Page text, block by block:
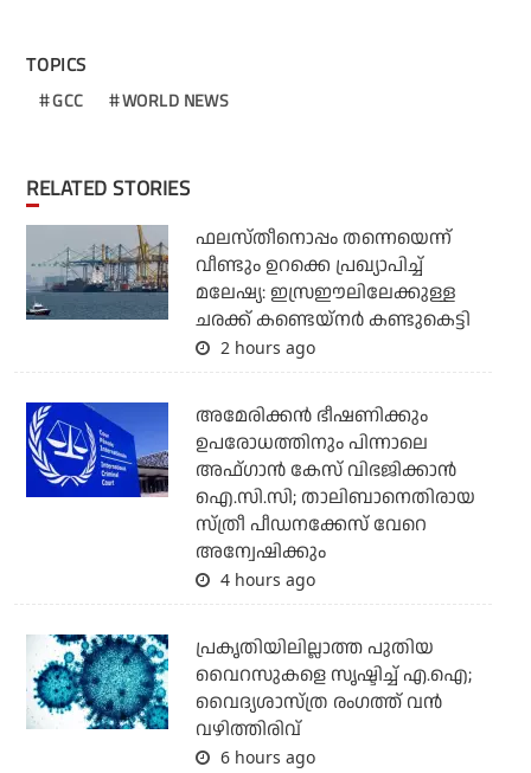
TOPICS
GCC WORLD NEWS
RELATED STORIES
ഫലസ്തീനൊപ്പം തന്നെയെന്ന്
വീണ്ടും ഉറക്കെ പ്രഖ്യാപിച്ച്
മലേഷ്യ: ഇസ്രഈലിലേക്കുള്ള
ചരക്ക് കണ്ടെയ്‌നര്‍ കണ്ടുകെട്ടി
2 hours ago
അമേരിക്കന്‍ ഭീഷണിക്കും
ഉപരോധത്തിനും പിന്നാലെ
അഫ്ഗാന്‍ കേസ് വിഭജിക്കാന്‍
ഐ.സി.സി; താലിബാനെതിരായ
സ്ത്രീ പീഡനക്കേസ് വേറെ
അന്വേഷിക്കും
4 hours ago
പ്രകൃതിയിലില്ലാത്ത പുതിയ
വൈറസുകളെ സൃഷ്ടിച്ച് എ.ഐ;
വൈദ്യശാസ്ത്ര രംഗത്ത് വന്‍
വഴിത്തിരിവ്
6 hours ago